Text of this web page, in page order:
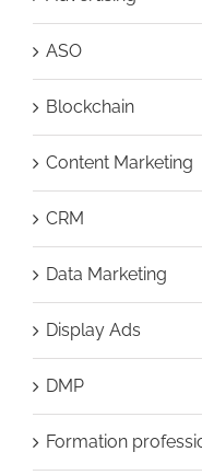
ASO
Blockchain
Content Marketing
CRM
Data Marketing
Display Ads
DMP
Formation